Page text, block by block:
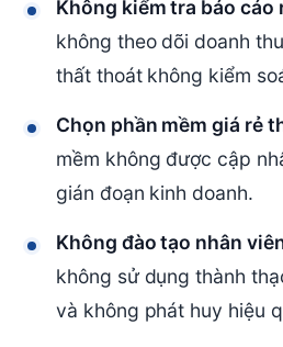
Không kiểm tra báo cáo
không theo dõi doanh
thất thoát không kiểm
Chọn phần mềm giá rẻ
mềm không được cập
gián đoạn kinh doanh.
Không đào tạo nhân
không sử dụng thành
và không phát huy hiệu